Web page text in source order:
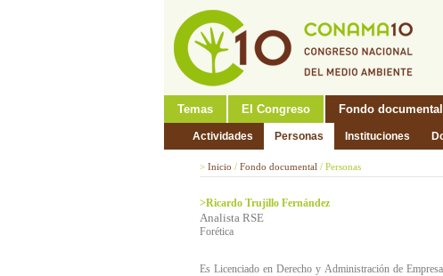
Temas El Congreso Fondo documental
Actividades Personas Instituciones
> Inicio / Fondo documental / Personas
>Ricardo Trujillo Fernández
Analista RSE
Forética
Es Licenciado en Derecho y Administración de